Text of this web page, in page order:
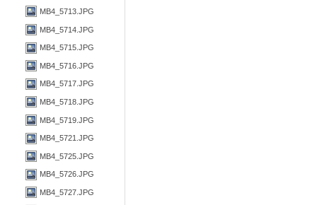
MB4_5713.JPG
MB4_5714.JPG
MB4_5715.JPG
MB4_5716.JPG
MB4_5717.JPG
MB4_5718.JPG
MB4_5719.JPG
MB4_5721.JPG
MB4_5725.JPG
MB4_5726.JPG
MB4_5727.JPG